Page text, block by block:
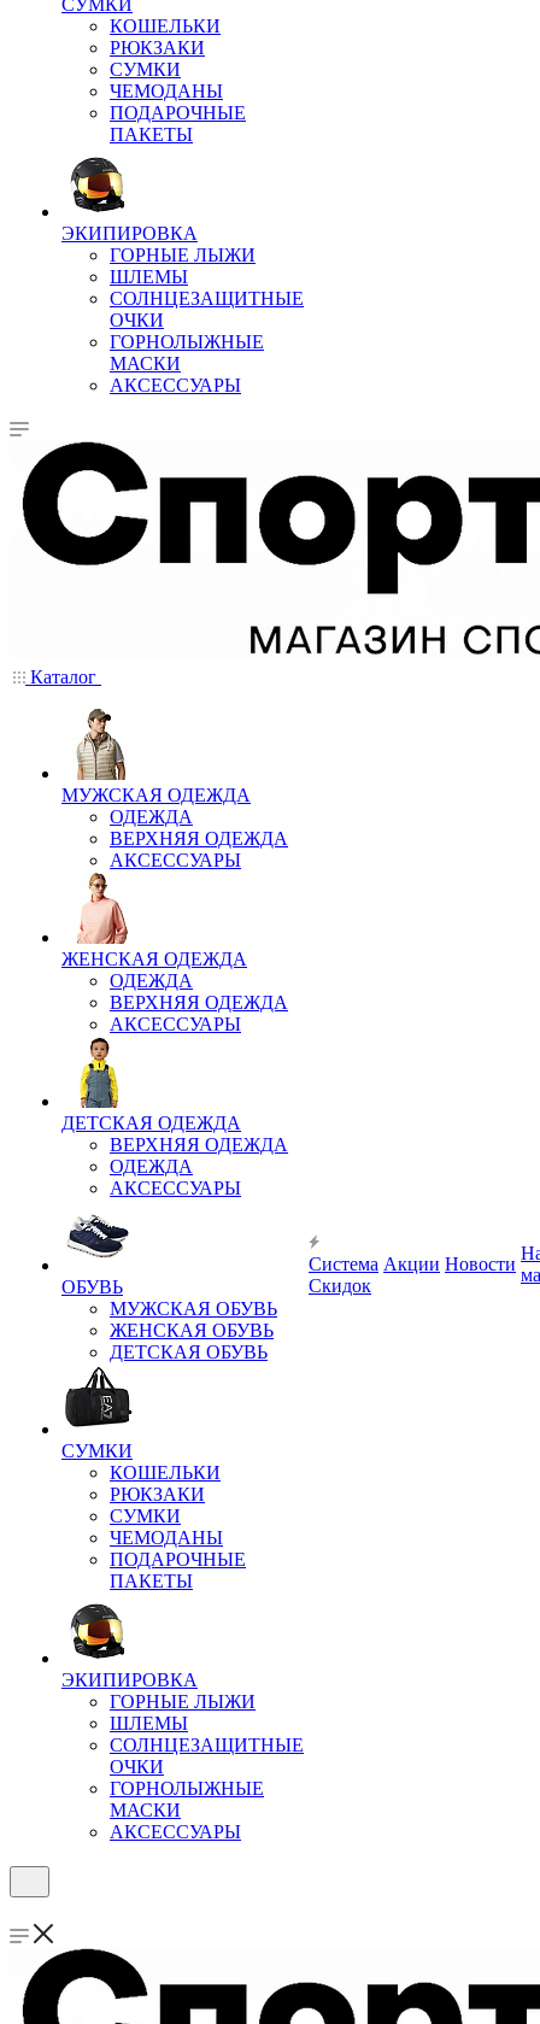
СУМКИ
КОШЕЛЬКИ
РЮКЗАКИ
СУМКИ
ЧЕМОДАНЫ
ПОДАРОЧНЫЕ
ПАКЕТЫ
ЭКИПИРОВКА
ГОРНЫЕ ЛЫЖИ
ШЛЕМЫ
СОЛНЦЕЗАЩИТНЫЕ
ОЧКИ
ГОРНОЛЫЖНЫЕ
МАСКИ
АКСЕССУАРЫ
Каталог
МУЖСКАЯ ОДЕЖДА
ОДЕЖДА
ВЕРХНЯЯ ОДЕЖДА
АКСЕССУАРЫ
ЖЕНСКАЯ ОДЕЖДА
ОДЕЖДА
ВЕРХНЯЯ ОДЕЖДА
АКСЕССУАРЫ
ДЕТСКАЯ ОДЕЖДА
ВЕРХНЯЯ ОДЕЖДА
ОДЕЖДА
АКСЕССУАРЫ
ОБУВЬ
МУЖСКАЯ ОБУВЬ
ЖЕНСКАЯ ОБУВЬ
ДЕТСКАЯ ОБУВЬ
СУМКИ
КОШЕЛЬКИ
РЮКЗАКИ
СУМКИ
ЧЕМОДАНЫ
ПОДАРОЧНЫЕ
ПАКЕТЫ
ЭКИПИРОВКА
ГОРНЫЕ ЛЫЖИ
ШЛЕМЫ
СОЛНЦЕЗАЩИТНЫЕ
ОЧКИ
ГОРНОЛЫЖНЫЕ
МАСКИ
АКСЕССУАРЫ
Система
Скидок
Акции Новости